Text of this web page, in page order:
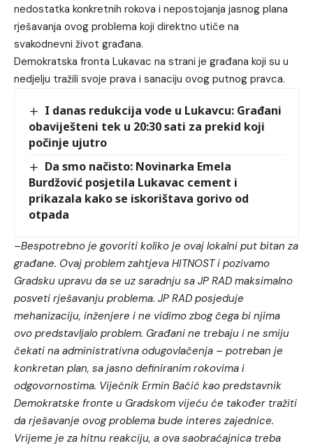
nedostatka konkretnih rokova i nepostojanja jasnog plana
rješavanja ovog problema koji direktno utiče na
svakodnevni život građana.
Demokratska fronta Lukavac na strani je građana koji su u
nedjelju tražili svoje prava i sanaciju ovog putnog pravca.
I danas redukcija vode u Lukavcu: Građani
obaviješteni tek u 20:30 sati za prekid koji
počinje ujutro
Da smo načisto: Novinarka Emela
Burdžović posjetila Lukavac cement i
prikazala kako se iskorištava gorivo od
otpada
–Bespotrebno je govoriti koliko je ovaj lokalni put bitan za
građane. Ovaj problem zahtjeva HITNOST i pozivamo
Gradsku upravu da se uz saradnju sa JP RAD maksimalno
posveti rješavanju problema. JP RAD posjeduje
mehanizaciju, inženjere i ne vidimo zbog čega bi njima
ovo predstavljalo problem. Građani ne trebaju i ne smiju
čekati na administrativna odugovlačenja – potreban je
konkretan plan, sa jasno definiranim rokovima i
odgovornostima. Vijećnik Ermin Baćić kao predstavnik
Demokratske fronte u Gradskom vijeću će također tražiti
da rješavanje ovog problema bude interes zajednice.
Vrijeme je za hitnu reakciju, a ova saobraćajnica treba